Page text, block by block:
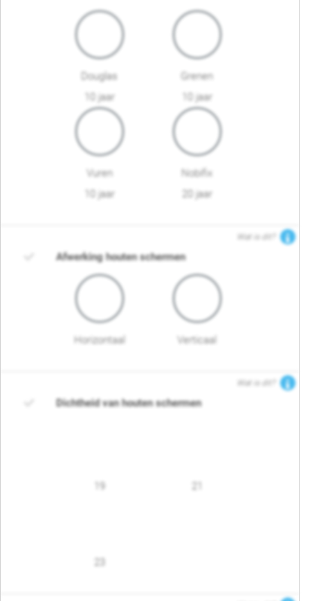
Douglas
10 jaar
Grenen
10 jaar
Vuren
10 jaar
Nobifix
20 jaar
Wat is dit?
Afwerking houten schermen
Horizontaal Verticaal
Wat is dit?
Dichtheid van houten schermen
19